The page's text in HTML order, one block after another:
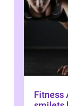
Fitness